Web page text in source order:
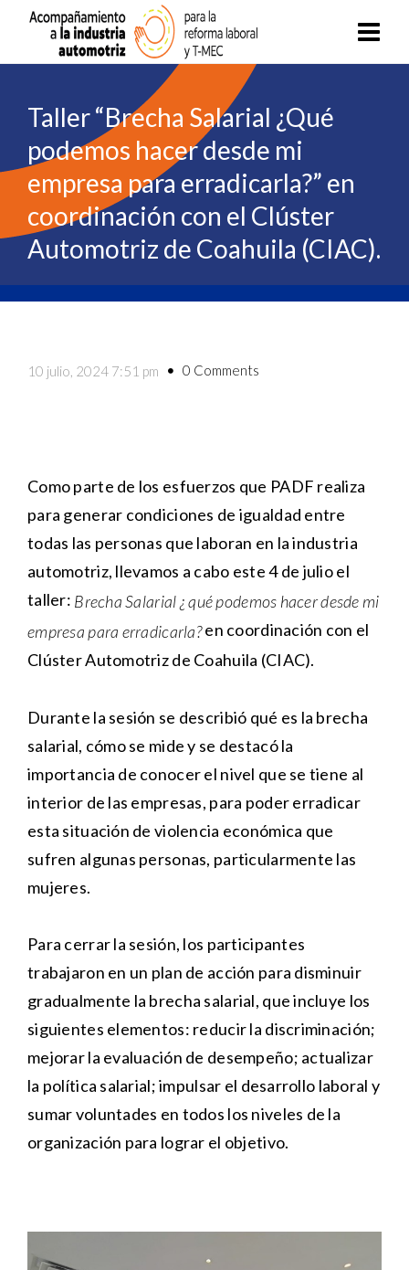
Taller “Brecha Salarial ¿Qué
podemos hacer desde mi
empresa para erradicarla?” en
coordinación con el Clúster
Automotriz de Coahuila (CIAC).
10 julio, 2024 7:51 pm 0 Comments
Como parte de los esfuerzos que PADF realiza
para generar condiciones de igualdad entre
todas las personas que laboran en la industria
automotriz, llevamos a cabo este 4 de julio el
taller: Brecha Salarial ¿ qué podemos hacer desde mi
empresa para erradicarla?en coordinación con el
Clúster Automotriz de Coahuila (CIAC).
Durante la sesión se describió qué es la brecha
salarial, cómo se mide y se destacó la
importancia de conocer el nivel que se tiene al
interior de las empresas, para poder erradicar
esta situación de violencia económica que
sufren algunas personas, particularmente las
mujeres.
Para cerrar la sesión, los participantes
trabajaron en un plan de acción para disminuir
gradualmente la brecha salarial, que incluye los
siguientes elementos: reducir la discriminación;
mejorar la evaluación de desempeño; actualizar
la política salarial; impulsar el desarrollo laboral y
sumar voluntades en todos los niveles de la
organización para lograr el objetivo.